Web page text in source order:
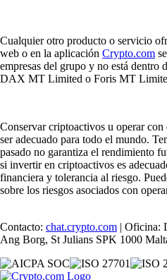
Cualquier otro producto o servicio
web o en la aplicación Crypto.com
empresas del grupo y no está dentro
DAX MT Limited o Foris MT
Conservar criptoactivos u operar
ser adecuado para todo el mundo.
pasado no garantiza el rendimiento
si invertir en criptoactivos es
financiera y tolerancia al riesgo.
sobre los riesgos asociados con
Contacto: chat.crypto.com | Oficina:
Ang Borg, St Julians SPK 1000